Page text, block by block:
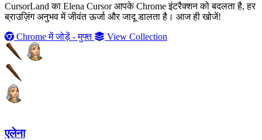
CursorLand का Elena Cursor आपके Chrome इंटरैक्शन को बदलता है, हर
ब्राउज़िंग अनुभव में जीवंत ऊर्जा और जादू डालता है। आज ही खोजें!
Chrome में जोड़ें - मुफ्त
View Collection
एलेना